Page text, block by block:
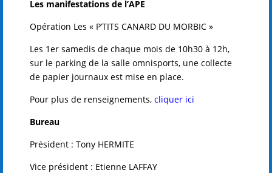
Les manifestations de l’APE
Opération Les « P’TITS CANARD DU MORBIC »
Les 1er samedis de chaque mois de 10h30 à 12h,
sur le parking de la salle omnisports, une collecte
de papier journaux est mise en place.
Pour plus de renseignements, cliquer ici
Bureau
Président : Tony HERMITE
Vice président : Etienne LAFFAY